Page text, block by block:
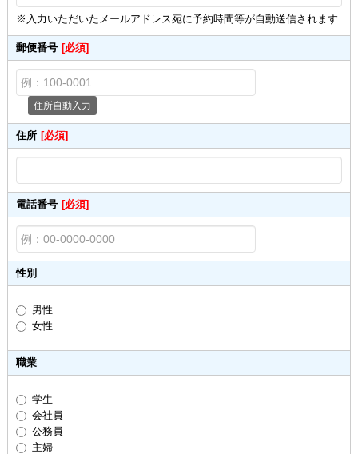
※入力いただいたメールアドレス宛に予約時間等が自動送信されます
郵便番号 [必須]
住所自動入力
住所 [必須]
電話番号 [必須]
性別
男性
女性
職業
学生
会社員
公務員
主婦